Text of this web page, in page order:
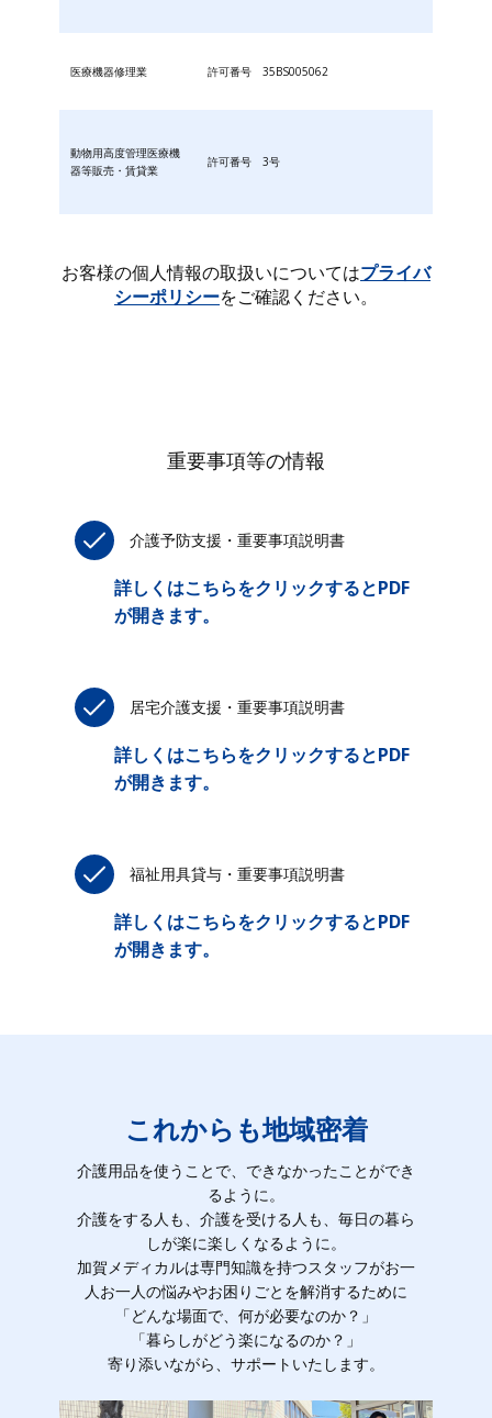
医療機器修理業 許可番号 35BS005062
動物用高度管理医療機
器等販売・賃貸業
許可番号 3号
お客様の個人情報の取扱いについてはプライバ
シーポリシーをご確認ください。
重要事項等の情報
介護予防支援・重要事項説明書
詳しくはこちらをクリックするとPDF
が開きます。
居宅介護支援・重要事項説明書
詳しくはこちらをクリックするとPDF
が開きます。
福祉用具貸与・重要事項説明書
詳しくはこちらをクリックするとPDF
が開きます。
これからも地域密着
介護用品を使うことで、できなかったことができ
るように。
介護をする人も、介護を受ける人も、毎日の暮ら
しが楽に楽しくなるように。
加賀メディカルは専門知識を持つスタッフがお一
人お一人の悩みやお困りごとを解消するために
「どんな場面で、何が必要なのか？」
「暮らしがどう楽になるのか？」
寄り添いながら、サポートいたします。